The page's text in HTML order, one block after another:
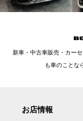
新車・中古車販売・カー
も車のことな
お店情報